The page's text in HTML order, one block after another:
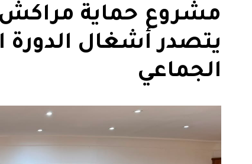
مشروع حماية
يتصدر أشغال الدورة
الجماعي